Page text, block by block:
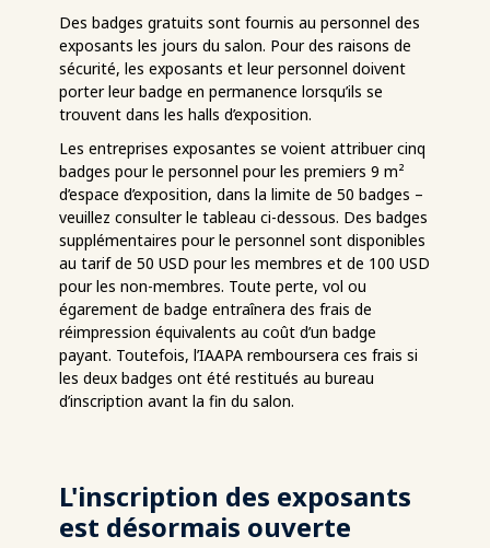
Des badges gratuits sont fournis au personnel des
exposants les jours du salon. Pour des raisons de
sécurité, les exposants et leur personnel doivent
porter leur badge en permanence lorsqu’ils se
trouvent dans les halls d’exposition.
Les entreprises exposantes se voient attribuer cinq
badges pour le personnel pour les premiers 9 m²
d’espace d’exposition, dans la limite de 50 badges –
veuillez consulter le tableau ci-dessous. Des badges
supplémentaires pour le personnel sont disponibles
au tarif de 50 USD pour les membres et de 100 USD
pour les non-membres. Toute perte, vol ou
égarement de badge entraînera des frais de
réimpression équivalents au coût d’un badge
payant. Toutefois, l’IAAPA remboursera ces frais si
les deux badges ont été restitués au bureau
d’inscription avant la fin du salon.
L'inscription des exposants
est désormais ouverte